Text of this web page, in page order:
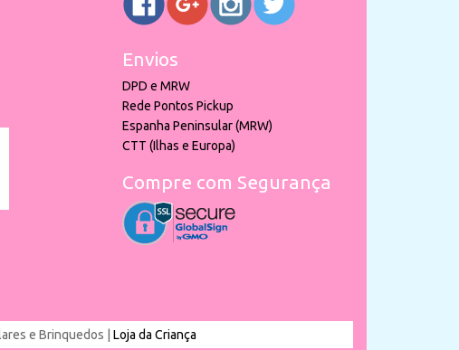
Envios
DPD e MRW
Rede Pontos Pickup
Espanha Peninsular (MRW)
CTT (Ilhas e Europa)
Compre com Segurança
e Brinquedos | Loja da Criança